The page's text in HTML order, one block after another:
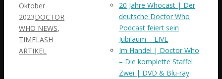
Oktober
2023DOCTOR
WHO NEWS,
TIMELASH
ARTIKEL
20 Jahre Whocast | Der
deutsche Doctor Who
Podcast feiert sein
Jubiläum – LIVE
Im Handel | Doctor Who
– Die komplette Staffel
Zwei | DVD & Blu-ray